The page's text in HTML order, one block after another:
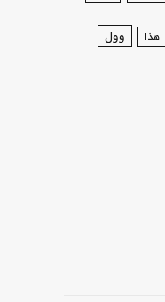
هذا وول